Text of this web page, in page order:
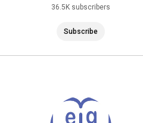
36.5K subscribers
Subscribe